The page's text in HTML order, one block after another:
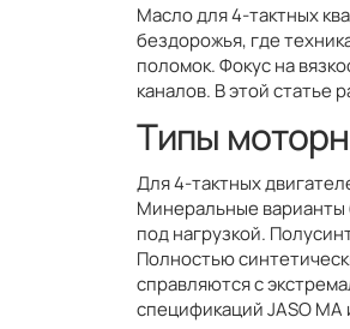
Масло для 4-тактных
бездорожья, где
поломок. Фокус на
каналов. В этой статье
Типы
Для 4-тактных
Минеральные варианты
под нагрузкой.
Полностью
справляются с
спецификаций JASO